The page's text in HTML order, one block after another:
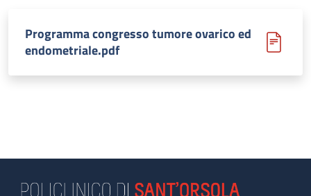
Programma congresso tumore ovarico ed
endometriale.pdf